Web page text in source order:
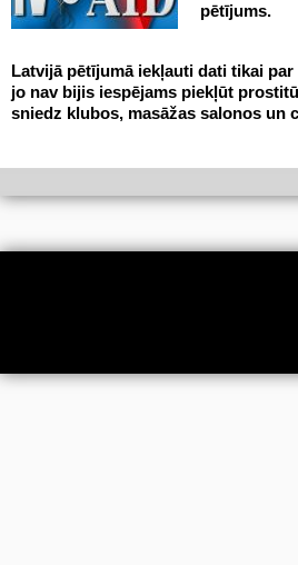
pētījums.
Latvijā pētījumā iekļauti dati tikai
jo nav bijis iespējams piekļūt
sniedz klubos, masāžas salonos un